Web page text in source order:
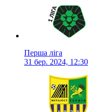
Перша ліга
31 бер. 2024, 12:30